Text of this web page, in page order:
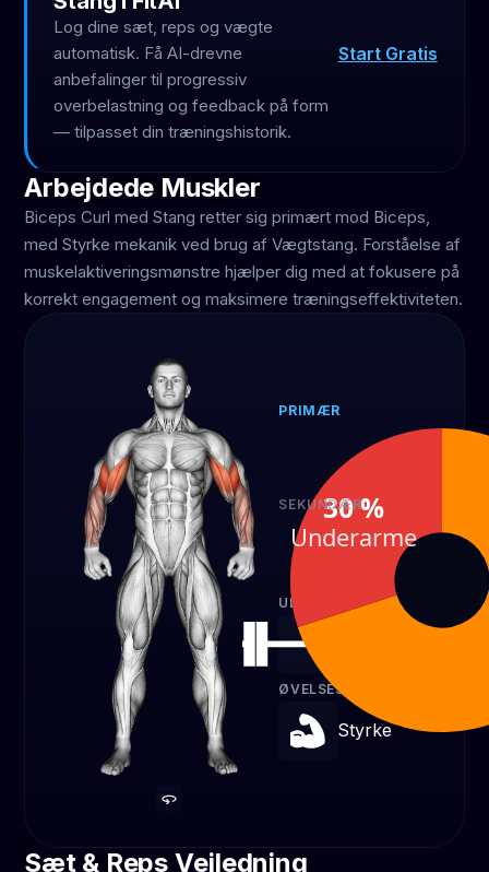
Log dine sæt, reps og vægte
automatisk. Få AI-drevne
anbefalinger til progressiv
overbelastning og feedback på form
— tilpasset din træningshistorik.
Start Gratis
Arbejdede Muskler
Biceps Curl med Stang retter sig primært mod Biceps,
med Styrke mekanik ved brug af Vægtstang. Forståelse af
muskelaktiveringsmønstre hjælper dig med at fokusere på
korrekt engagement og maksimere træningseffektiviteten.
PRIMÆR
Biceps
70 %
SEKUNDÆR
Underarme
UDSTYR
ØVELSESTYPE
Styrke
30 %
Underarme
Sæt & Reps Vejledning